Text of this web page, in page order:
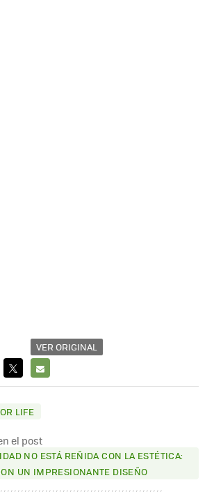
VER ORIGINAL
X
E-
MAIL
LIFE
el post
NO ESTÁ REÑIDA CON LA ESTÉTICA:
UN IMPRESIONANTE DISEÑO